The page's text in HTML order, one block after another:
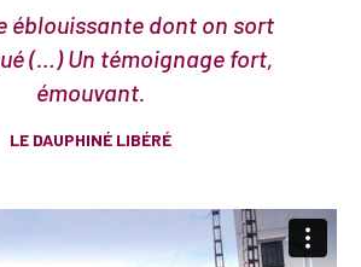
éblouissante dont on sort
(…) Un témoignage fort,
émouvant.
LE DAUPHINÉ LIBÉRÉ